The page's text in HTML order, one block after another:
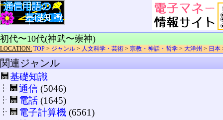
初代〜10代(神武〜崇神)
LOCATION: TOP > ジャンル > 人文科学・芸術 > 宗教・神話・哲学 > 大洋州 > 日本
関連ジャンル
基礎知識
通信 (5046)
電話 (1645)
電子計算機 (6561)